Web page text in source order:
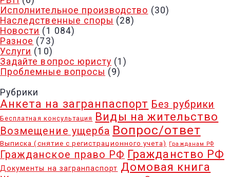
Исполнительное производство (30)
Наследственные споры (28)
Новости (1 084)
Разное (73)
Услуги (10)
Задайте вопрос юристу (1)
Проблемные вопросы (9)
Рубрики
Анкета на загранпаспорт Без рубрики
Бесплатная консультация Виды на жительство
Возмещение ущерба Вопрос/ответ
Выписка (снятие с регистрационного учета) Гражданам РФ
Гражданское право РФ Гражданство РФ
Документы на загранпаспорт Домовая книга